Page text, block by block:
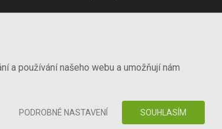
a používání našeho webu a umožňují nám
PODROBNÉ NASTAVENÍ SOUHLASÍM